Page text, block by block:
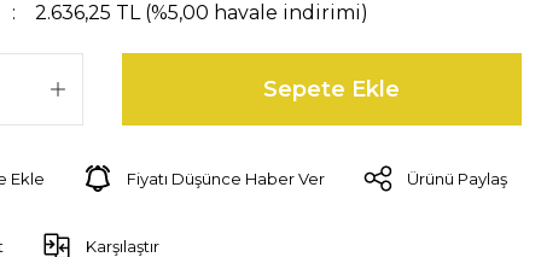
2.636,25 TL (%5,00 havale indirimi)
Sepete Ekle
Fiyatı Düşünce Haber Ver Ürünü Paylaş
Karşılaştır